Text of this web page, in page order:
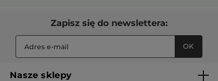
Zapisz się do newslettera:
OK
Nasze sklepy